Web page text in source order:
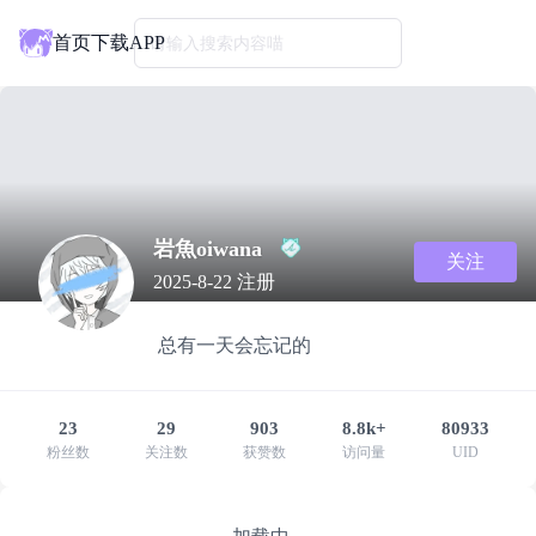
首页下载APP请输入搜索内容喵
岩魚oiwana
2025-8-22 注册
关注
总有一天会忘记的
23
粉丝数
29
关注数
903
获赞数
8.8k+
访问量
80933
UID